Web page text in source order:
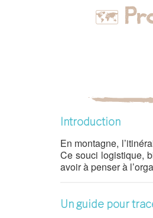
🗺️
Introduction
En montagne,
Ce souci logistique,
avoir à penser à
Un guide pour